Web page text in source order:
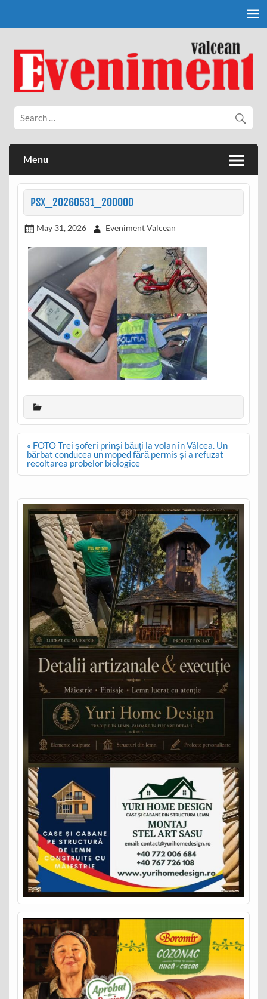
Eveniment Valcean
Menu
PSX_20260531_200000
May 31, 2026 Eveniment Valcean
Post
navigation
« FOTO Trei șoferi prinși băuți la volan în Vâlcea. Un
bărbat conducea un moped fără permis și a refuzat
recoltarea probelor biologice